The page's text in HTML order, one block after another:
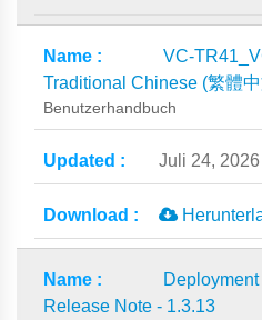
VC-
Traditional Chinese (繁體
Benutzerhandbuch
Juli 24, 2026
Release Note - 1.3.13